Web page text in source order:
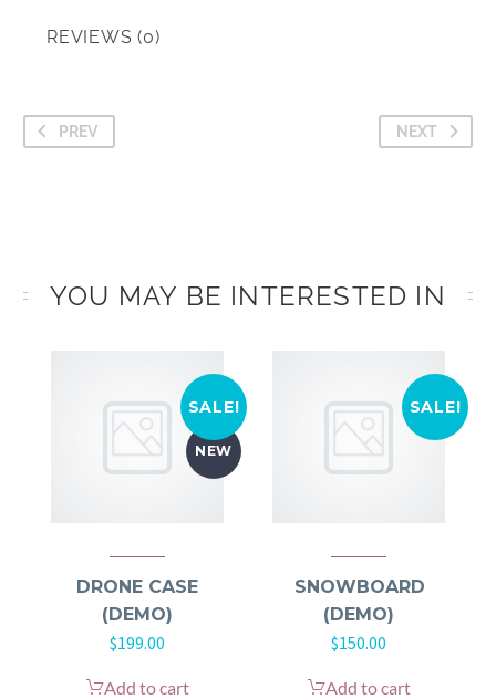
REVIEWS (0)
PREV NEXT
YOU MAY BE INTERESTED IN
SALE!
NEW
DRONE CASE
(DEMO)
$199.00
Add to cart
SALE!
SNOWBOARD
(DEMO)
$150.00
Add to cart